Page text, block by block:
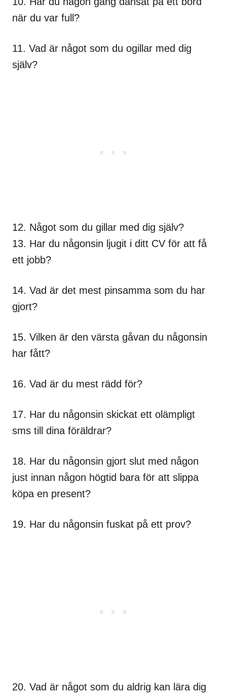
när du var full?
11. Vad är något som du ogillar med dig
själv?
12. Något som du gillar med dig själv?
13. Har du någonsin ljugit i ditt CV för att få
ett jobb?
14. Vad är det mest pinsamma som du har
gjort?
15. Vilken är den värsta gåvan du någonsin
har fått?
16. Vad är du mest rädd för?
17. Har du någonsin skickat ett olämpligt
sms till dina föräldrar?
18. Har du någonsin gjort slut med någon
just innan någon högtid bara för att slippa
köpa en present?
19. Har du någonsin fuskat på ett prov?
20. Vad är något som du aldrig kan lära dig